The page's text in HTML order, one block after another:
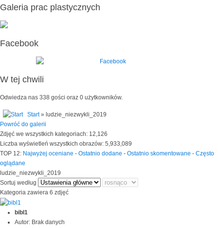
Galeria prac plastycznych
Facebook
W tej chwili
Odwiedza nas 338 gości oraz 0 użytkowników.
Start» ludzie_niezwykli_2019
Powróć do galerii
Zdjęć we wszystkich kategoriach: 12,126
Liczba wyświetleń wszystkich obrazów: 5,933,089
TOP 12: Najwyżej oceniane - Ostatnio dodane - Ostatnio skomentowane - Często
oglądane
ludzie_niezwykli_2019
Sortuj według
Kategoria zawiera 6 zdjęć
bibl1
Autor: Brak danych